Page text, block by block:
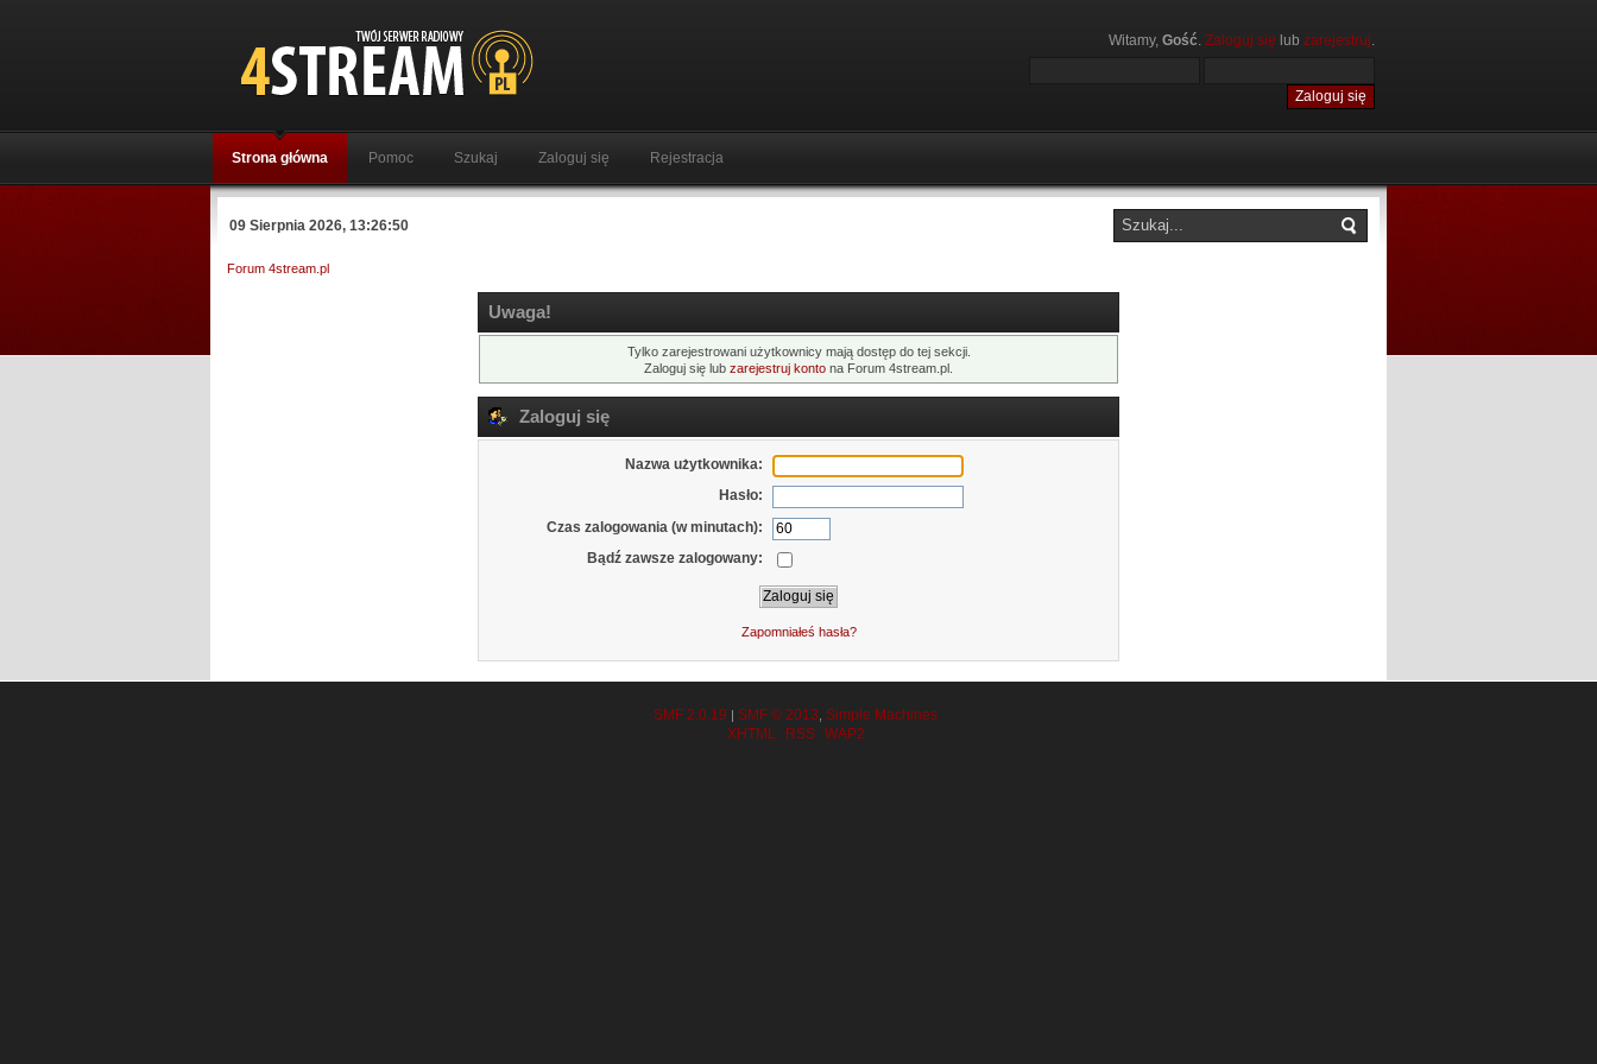
Witamy, Gość. Zaloguj się lub zarejestruj.
Strona główna Pomoc Szukaj Zaloguj się Rejestracja
09 Sierpnia 2026, 13:26:50
Forum 4stream.pl
Uwaga!
Tylko zarejestrowani użytkownicy mają dostęp do tej sekcji.
Zaloguj się lub zarejestruj konto na Forum 4stream.pl.
Zaloguj się
Nazwa użytkownika:
Hasło:
Czas zalogowania (w minutach):
Bądź zawsze zalogowany:
Zapomniałeś hasła?
SMF 2.0.19 | SMF © 2013 Simple Machines
XHTML
RSS WAP2